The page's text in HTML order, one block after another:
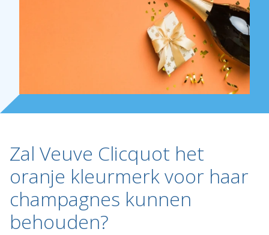
Over Holla
Onze mensen
Zal Veuve Clicquot het
oranje kleurmerk voor haar
champagnes kunnen
behouden?